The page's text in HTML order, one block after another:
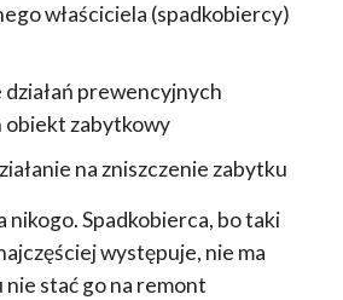
właściciela (spadkobiercy)
prewencyjnych
obiekt zabytkowy
na zniszczenie zabytku
nikogo. Spadkobierca, bo taki
występuje, nie ma
stać go na remont